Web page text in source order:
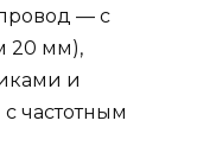
— с
20 мм),
и
частотным